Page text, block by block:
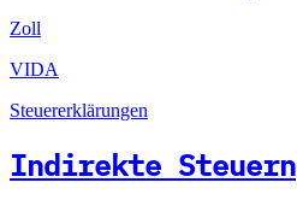
Zoll
VIDA
Steuererklärungen
Indirekte Steuern